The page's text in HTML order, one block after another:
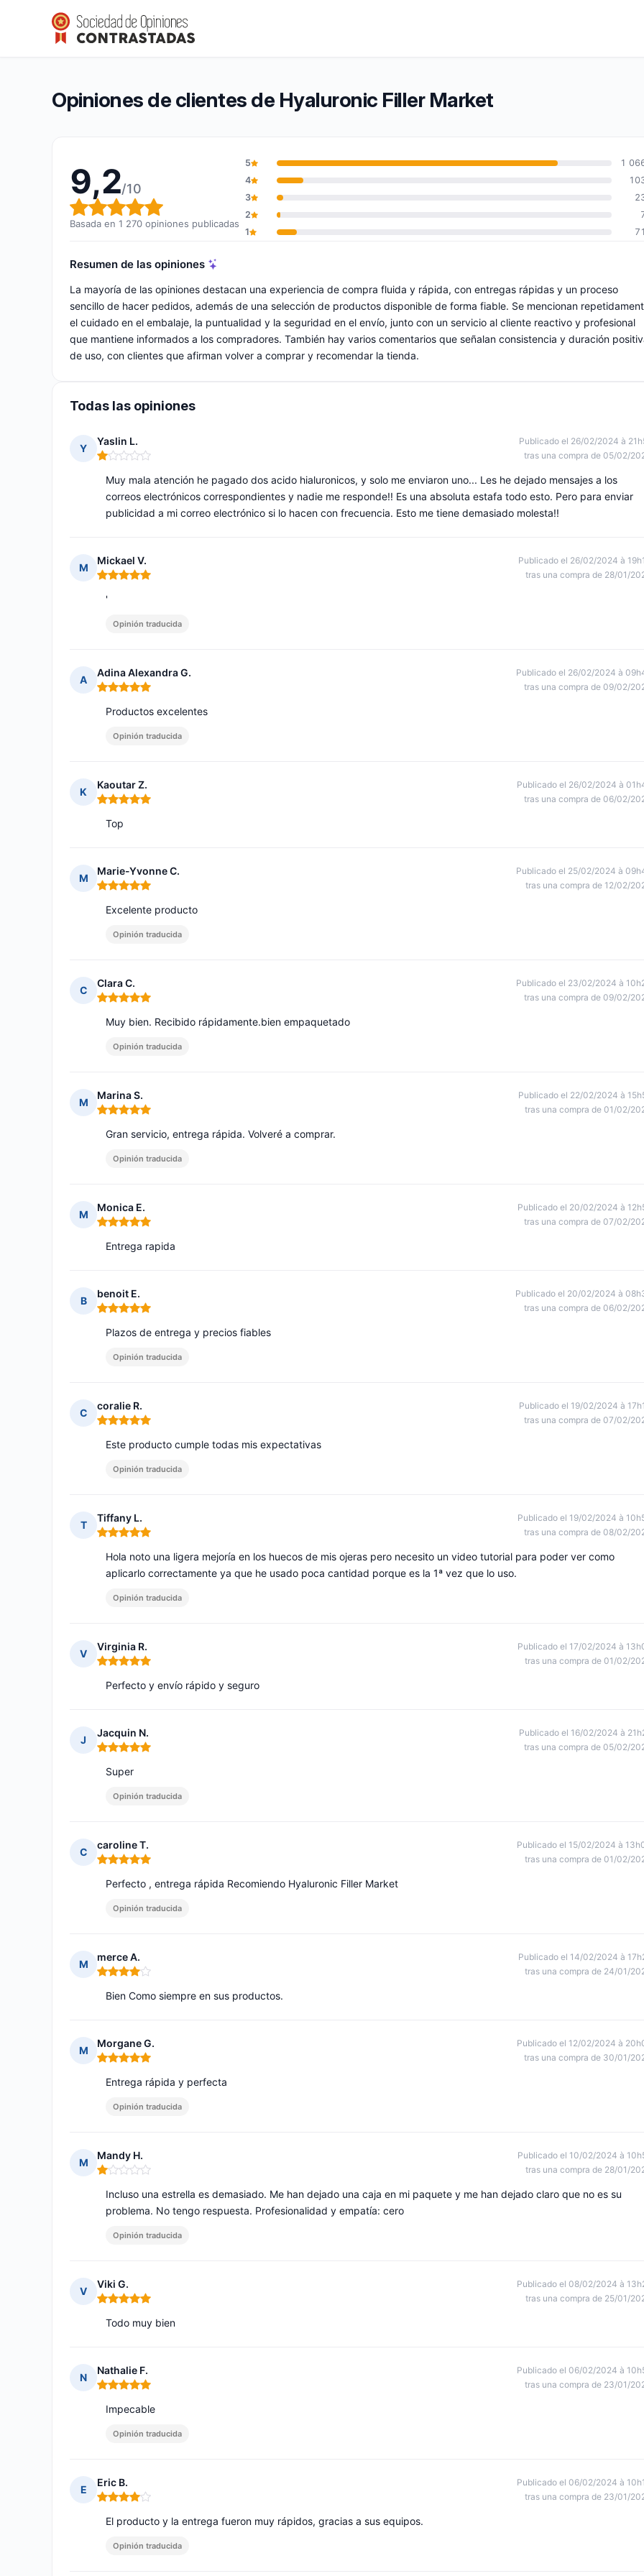
Hyaluronic Filler Market
Calificación global: 9,2 de 10
9,2/10(1 270 opiniones)
Opiniones de clientes de Hyaluronic Filler Market
9,2/10
Calificación global: 9,2 de 10
Basada en 1 270 opiniones publicadas
5
1
4
3
2
1
71
Resumen de las opiniones
La mayoría de las opiniones destacan una experiencia de compra fluida y rápida, con entregas rápidas y un proceso
sencillo de hacer pedidos, además de una selección de productos disponible de forma fiable. Se mencionan
el cuidado en el embalaje, la puntualidad y la seguridad en el envío, junto con un servicio al cliente reactivo y profesional
que mantiene informados a los compradores. También hay varios comentarios que señalan consistencia y duración
de uso, con clientes que afirman volver a comprar y recomendar la tienda.
Todas las opiniones
Y
Yaslin L.
Nota: 1 de 5
Publicado el 26/02/2024 à
tras una compra de 05/02/
Muy mala atención he pagado dos acido hialuronicos, y solo me enviaron uno... Les he dejado mensajes a los
correos electrónicos correspondientes y nadie me responde!! Es una absoluta estafa todo esto. Pero para enviar
publicidad a mi correo electrónico si lo hacen con frecuencia. Esto me tiene demasiado molesta!!
M
Mickael V.
Nota: 5 de 5
Publicado el 26/02/2024 à
tras una compra de 28/01/
'
Opinión traducida
A
Adina Alexandra G.
Nota: 5 de 5
Publicado el 26/02/2024 à
tras una compra de 09/02/
Productos excelentes
Opinión traducida
K
Kaoutar Z.
Nota: 5 de 5
Publicado el 26/02/2024 à
tras una compra de 06/02/
Top
M
Marie-Yvonne C.
Nota: 5 de 5
Publicado el 25/02/2024 à
tras una compra de 12/02/
Excelente producto
Opinión traducida
C
Clara C.
Nota: 5 de 5
Publicado el 23/02/2024 à
tras una compra de 09/02/
Muy bien. Recibido rápidamente.bien empaquetado
Opinión traducida
M
Marina S.
Nota: 5 de 5
Publicado el 22/02/2024 à
tras una compra de 01/02/
Gran servicio, entrega rápida. Volveré a comprar.
Opinión traducida
M
Monica E.
Nota: 5 de 5
Publicado el 20/02/2024 à
tras una compra de 07/02/
Entrega rapida
B
benoit E.
Nota: 5 de 5
Publicado el 20/02/2024 à
tras una compra de 06/02/
Plazos de entrega y precios fiables
Opinión traducida
C
coralie R.
Nota: 5 de 5
Publicado el 19/02/2024 à
tras una compra de 07/02/
Este producto cumple todas mis expectativas
Opinión traducida
T
Tiffany L.
Nota: 5 de 5
Publicado el 19/02/2024 à
tras una compra de 08/02/
Hola noto una ligera mejoría en los huecos de mis ojeras pero necesito un video tutorial para poder ver como
aplicarlo correctamente ya que he usado poca cantidad porque es la 1ª vez que lo uso.
Opinión traducida
V
Virginia R.
Nota: 5 de 5
Publicado el 17/02/2024 à
tras una compra de 01/02/
Perfecto y envío rápido y seguro
J
Jacquin N.
Nota: 5 de 5
Publicado el 16/02/2024 à
tras una compra de 05/02/
Super
Opinión traducida
C
caroline T.
Nota: 5 de 5
Publicado el 15/02/2024 à
tras una compra de 01/02/
Perfecto , entrega rápida Recomiendo Hyaluronic Filler Market
Opinión traducida
M
merce A.
Nota: 4 de 5
Publicado el 14/02/2024 à
tras una compra de 24/01/
Bien Como siempre en sus productos.
M
Morgane G.
Nota: 5 de 5
Publicado el 12/02/2024 à
tras una compra de 30/01/
Entrega rápida y perfecta
Opinión traducida
M
Mandy H.
Nota: 1 de 5
Publicado el 10/02/2024 à
tras una compra de 28/01/
Incluso una estrella es demasiado. Me han dejado una caja en mi paquete y me han dejado claro que no es su
problema. No tengo respuesta. Profesionalidad y empatía: cero
Opinión traducida
V
Viki G.
Nota: 5 de 5
Publicado el 08/02/2024 à
tras una compra de 25/01/
Todo muy bien
N
Nathalie F.
Nota: 5 de 5
Publicado el 06/02/2024 à
tras una compra de 23/01/
Impecable
Opinión traducida
E
Eric B.
Nota: 4 de 5
Publicado el 06/02/2024 à
tras una compra de 23/01/
El producto y la entrega fueron muy rápidos, gracias a sus equipos.
Opinión traducida